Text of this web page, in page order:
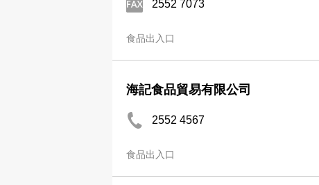
2552 7073
食品出入口
海記食品貿易有限公司
2552 4567
食品出入口